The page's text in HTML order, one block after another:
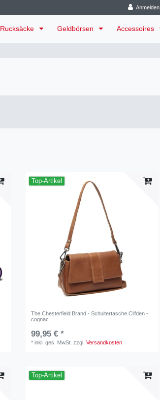
Anmelden
Rucksäcke Geldbörsen Accessoires
Top-Artikel
The Chesterfield Brand - Schultertasche Clifden -
cognac
99,95 € *
*inkl. ges. MwSt. zzgl.Versandkosten
Top-Artikel